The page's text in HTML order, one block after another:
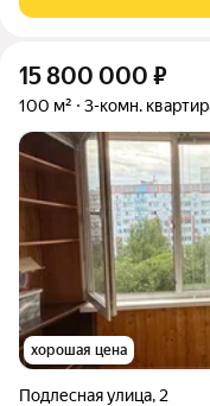
15 800 000 ₽
100 м² 3-комн.
хорошая цена
Подлесная улица, 2